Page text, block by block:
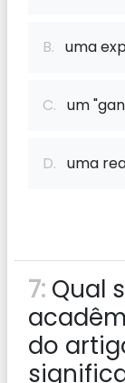
B. uma
C. um
D. uma
7: Qual
do